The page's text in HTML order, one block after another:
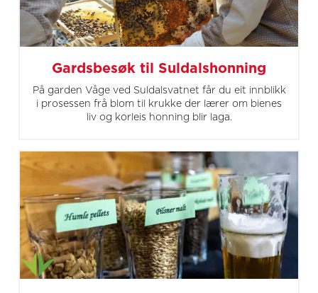
Gardsbesøk til Suldalshonning
På garden Våge ved Suldalsvatnet får du eit innblikk
i prosessen frå blom til krukke der lærer om bienes
liv og korleis honning blir laga.